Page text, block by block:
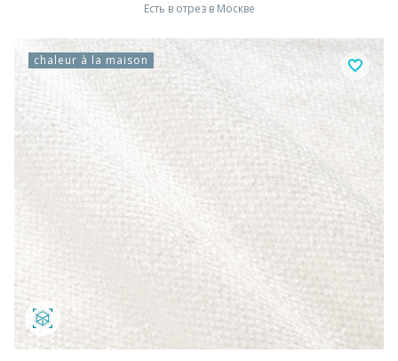
Есть в отрез в Москве
chaleur à la maison